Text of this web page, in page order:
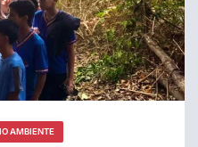
AMBIENTE